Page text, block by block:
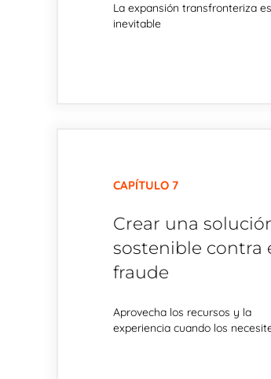
La expansión transfronteriza es
inevitable
CAPÍTULO 7
Crear una
sostenible contra
fraude
Aprovecha los recursos y la
experiencia cuando los